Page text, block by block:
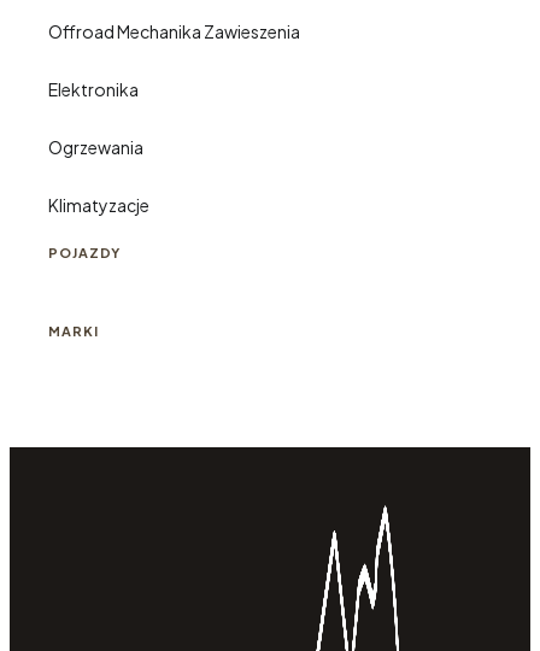
Offroad Mechanika Zawieszenia
Elektronika
Ogrzewania
Klimatyzacje
POJAZDY
MARKI